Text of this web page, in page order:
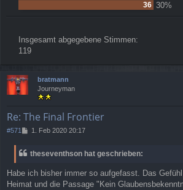
36 30%
Insgesamt abgegebene Stimmen:
119
bratmann
Journeyman
Re: The Final Frontier
#571
B
a
g
1. Feb 2020 20:17
theseventhson hat geschrieben:
Habe ich bisher immer so aufgefasst. Das
Heimat und die Passage "Kein